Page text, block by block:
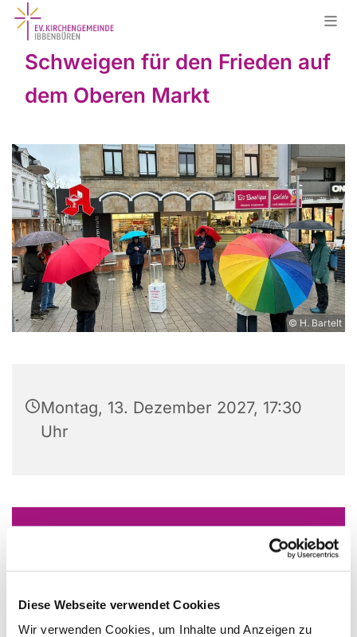
Diese Webseite verwendet Cookies
Wir verwenden Cookies, um Inhalte und Anzeigen zu
Schweigen für den Frieden auf
dem Oberen Markt
© H. Bartelt
Montag, 13. Dezember 2027, 17:30
Uhr